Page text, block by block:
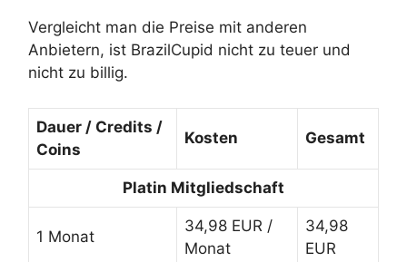
Vergleicht man die Preise mit anderen
Anbietern, ist BrazilCupid nicht zu teuer und
nicht zu billig.
Dauer / Credits /
Coins
Kosten Gesamt
Platin Mitgliedschaft
1 Monat
34,98 EUR /
Monat
34,98
EUR